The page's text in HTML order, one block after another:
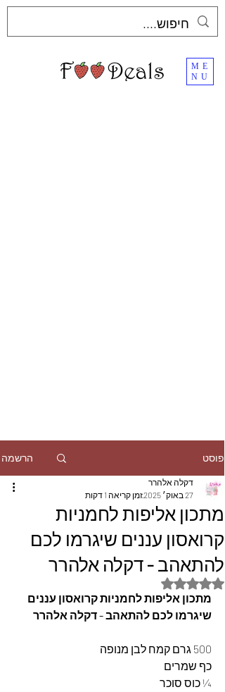
ME
NU
פוסט הרשמה
מתכון אליפות לחמניות
קרואסון עננים שיגרמו לכם
להתאהב - דקלה אלהרר
דקלה אלהרר
27 באוק׳ 2025
זמן קריאה 1 דקות
דירוג של NaN מתוך 5 כוכבים
מתכון אליפות לחמניות קרואסון עננים
שיגרמו לכם להתאהב - דקלה אלהרר
500 גרם קמח לבן מנופה
כף שמרים
¼ כוס סוכר